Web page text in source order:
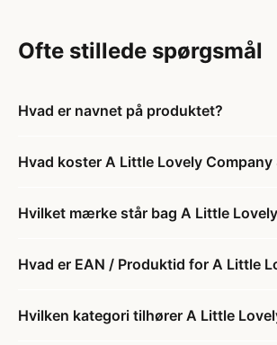
Ofte stillede spørgsmål
Hvad er navnet på produktet?
Hvad koster A Little Lovely
Hvilket mærke står bag A Little
Hvad er EAN / Produktid for A Little
Hvilken kategori tilhører A Little